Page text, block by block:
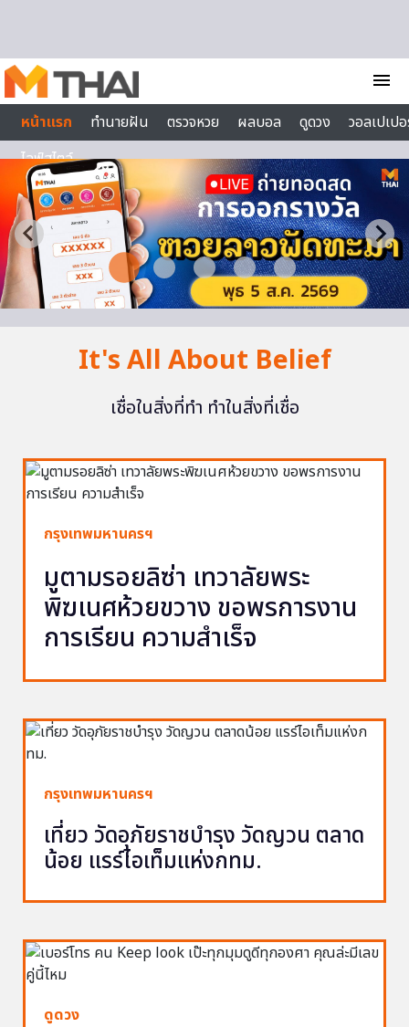
menu
หน้าแรก
ทำนายฝัน ตรวจหวย ผลบอล ดูดวง
วอลเปเป
ไลฟ์สไตล์
It's All About Belief
เชื่อในสิ่งที่ทำ ทำในสิ่งที่เชื่อ
กรุงเทพมหานครฯ
มูตามรอยลิซ่า เทวาลัยพระ
พิฆเนศห้วยขวาง ขอพรการงาน
การเรียน ความสำเร็จ
กรุงเทพมหานครฯ
เที่ยว วัดอุภัยราชบำรุง วัดญวน ตลาด
น้อย แรร์ไอเท็มแห่งกทม.
ดูดวง